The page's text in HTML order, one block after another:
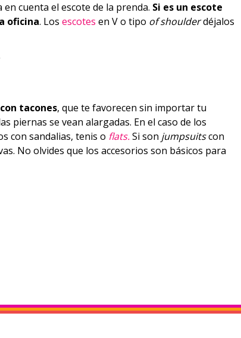
cuenta el escote de la prenda. Si es un escote
oficina. Los escotes en V o tipo of shoulderdéjalos
tacones, que te favorecen sin importar tu
piernas se vean alargadas. En el caso de los
con sandalias, tenis o flats.Si son jumpsuitscon
No olvides que los accesorios son básicos para